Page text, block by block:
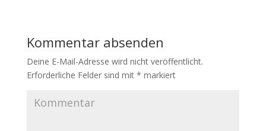
Kommentar absenden
Deine E-Mail-Adresse wird nicht veröffentlicht.
Erforderliche Felder sind mit * markiert